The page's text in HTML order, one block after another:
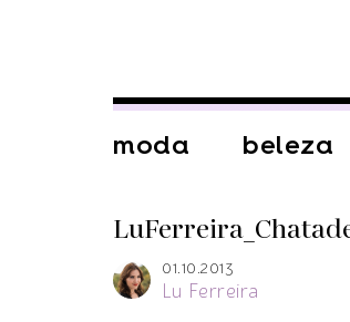
moda beleza
01.10.2013
Lu Ferreira